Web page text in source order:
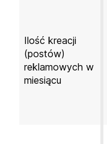
Ilość kreacji
(postów)
reklamowych w
miesiącu